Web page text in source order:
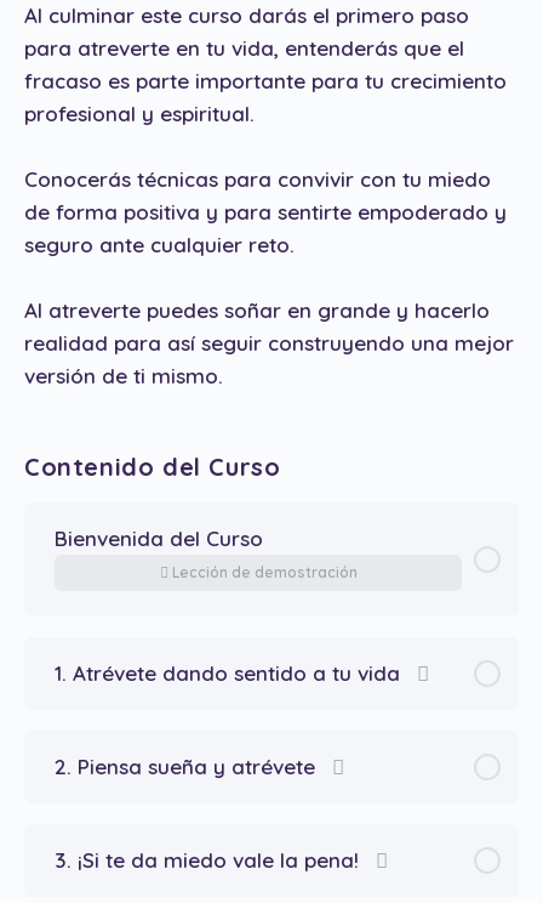
Al culminar este curso darás el primero paso
para atreverte en tu vida, entenderás que el
fracaso es parte importante para tu crecimiento
profesional y espiritual.
Conocerás técnicas para convivir con tu miedo
de forma positiva y para sentirte empoderado y
seguro ante cualquier reto.
Al atreverte puedes soñar en grande y hacerlo
realidad para así seguir construyendo una mejor
versión de ti mismo.
Contenido del Curso
Bienvenida del Curso
Lección de demostración
1. Atrévete dando sentido a tu vida
2. Piensa sueña y atrévete
3. ¡Si te da miedo vale la pena!